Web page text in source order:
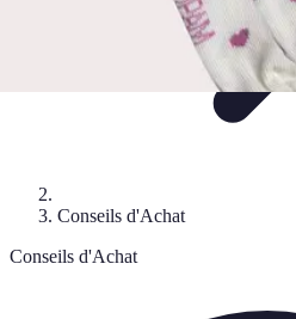
Conseils d'Achat
Conseils d'Achat